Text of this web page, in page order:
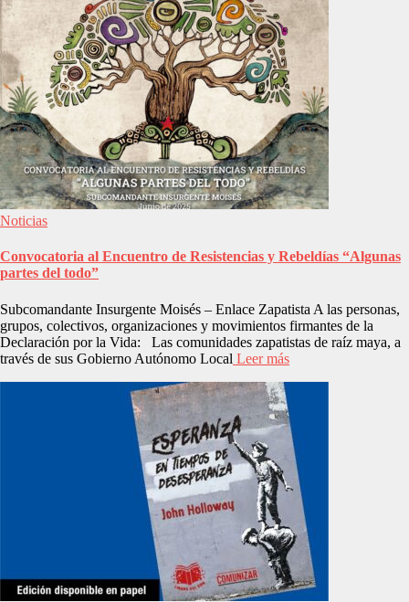
Noticias
Convocatoria al Encuentro de Resistencias y Rebeldías “Algunas
partes del todo”
Subcomandante Insurgente Moisés – Enlace Zapatista A las personas,
grupos, colectivos, organizaciones y movimientos firmantes de la
Declaración por la Vida: Las comunidades zapatistas de raíz maya, a
través de sus Gobierno Autónomo Local Leer más